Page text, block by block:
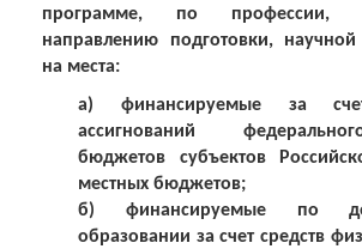
программе, по профессии,
направлению подготовки, научной
на места:
а) финансируемые за
ассигнований
бюджетов субъектов
местных бюджетов;
б) финансируемые по
образовании за счет средств